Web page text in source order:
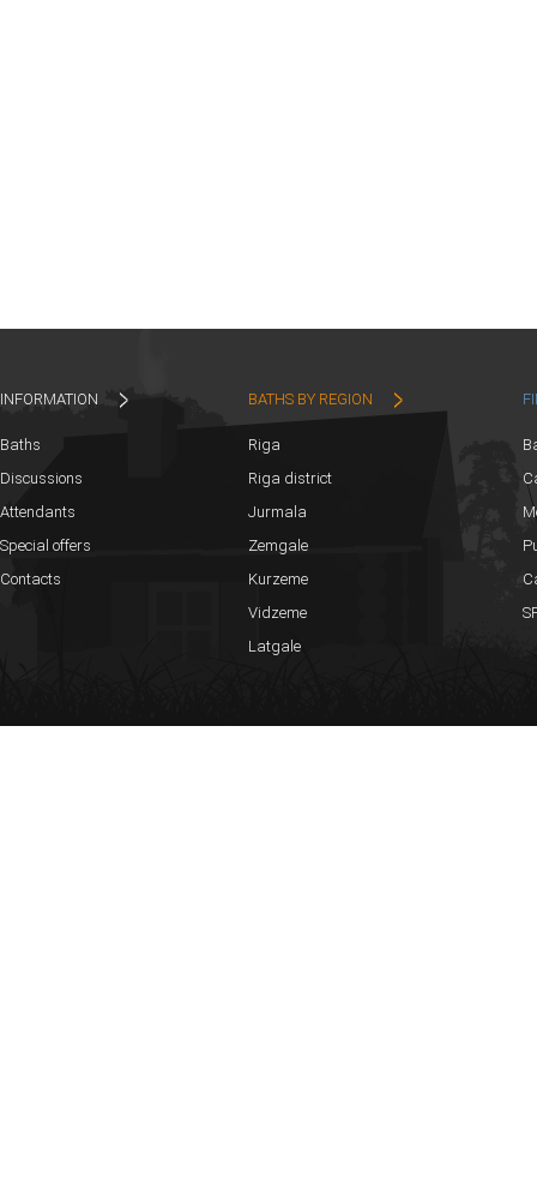
INFORMATION
Baths
Discussions
Attendants
Special offers
Contacts
BATHS BY REGION
Riga
Riga district
Jurmala
Zemgale
Kurzeme
Vidzeme
Latgale